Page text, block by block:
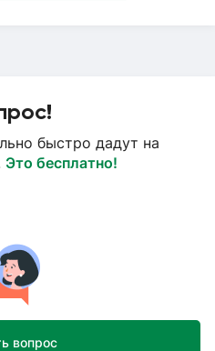
быстро дадут на
Это бесплатно!
вопрос